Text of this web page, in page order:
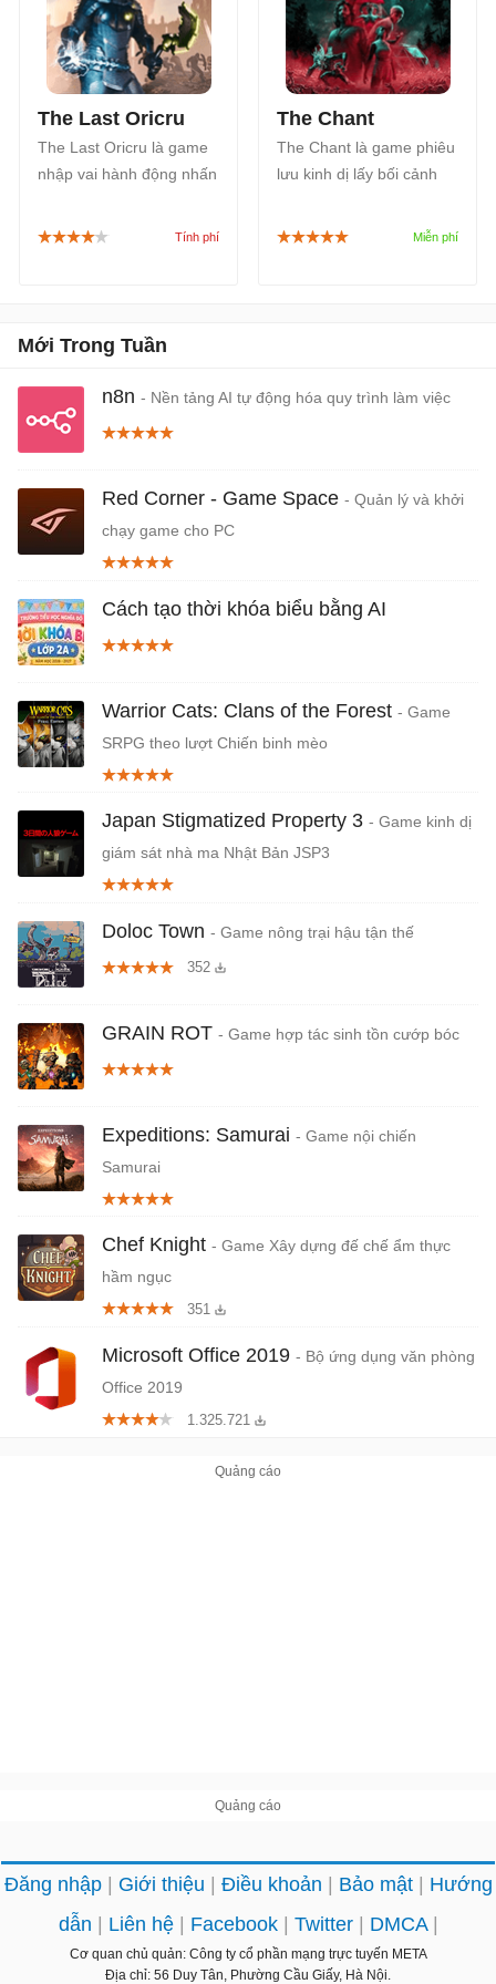
The Last Oricru
The Last Oricru là game
nhập vai hành động nhấn
và lựa chọn của người
vận mệnh toàn thế giới.
The Chant
The Chant là game phiêu
lưu kinh dị lấy bối cảnh
linh. Để tồn tại, bạn phải
Mới Trong Tuần
n8n - Nền tảng AI tự động hóa quy trình làm việc
Red Corner - Game Space - Quản lý và khởi
chạy game cho PC
Cách tạo thời khóa biểu bằng AI
Warrior Cats: Clans of the Forest - Game
SRPG theo lượt Chiến binh mèo
Japan Stigmatized Property 3 - Game kinh dị
giám sát nhà ma Nhật Bản JSP3
Doloc Town - Game nông trại hậu tận thế
352
GRAIN ROT - Game hợp tác sinh tồn cướp bóc
Expeditions: Samurai - Game nội chiến
Samurai
Chef Knight - Game Xây dựng đế chế ẩm thực
hầm ngục
351
Microsoft Office 2019 - Bộ ứng dụng văn phòng
Office 2019
1.325.721
Đăng nhập Giới thiệu Điều khoản Bảo mật
Hướng
dẫn
Liên hệ Facebook Twitter DMCA
Cơ quan chủ quản: Công ty cổ phần mạng trực tuyến META
Địa chỉ: 56 Duy Tân, Phường Cầu Giấy, Hà Nội.